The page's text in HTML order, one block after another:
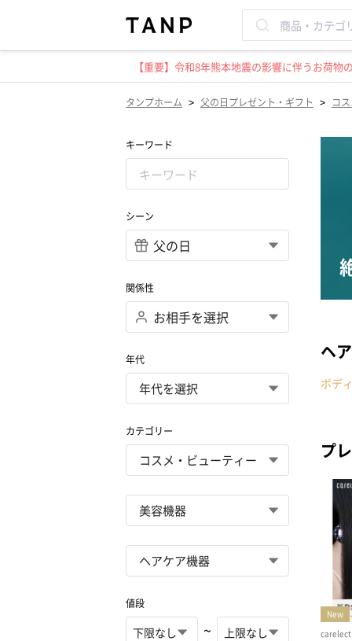
【重要】令和8年熊本地震の影響に伴うお荷
タンプホーム > 父の日プレゼント・ギフト > コ
キーワード
シーン
関係性
年代
カテゴリー
値段
~
ヘ
ボデ
プ